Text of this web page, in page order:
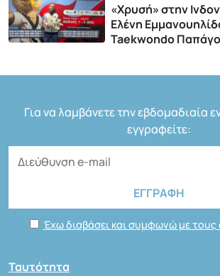
«Χρυσή» στην
Ελένη
Taekwondo
Για να λαμβάνετε την εβδομαδιαία
εγγραφείτε:
Έχω διαβάσει και συμφωνώ με
Ταυτότητα